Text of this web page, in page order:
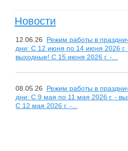
Новости
12.06.26
Режим работы в
дни: С 12 июня по 14 июня 2026 г.
выходные! С 15 июня 2026 г. -...
08.05.26
Режим работы в
дни: С 9 мая по 11 мая 2026 г. -
С 12 мая 2026 г. -...